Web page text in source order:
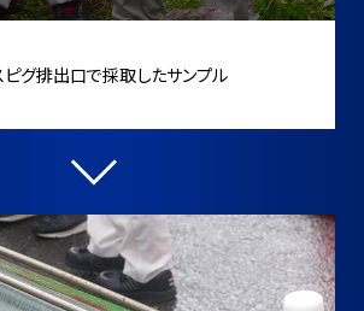
ピグ排出口で採取したサンプル